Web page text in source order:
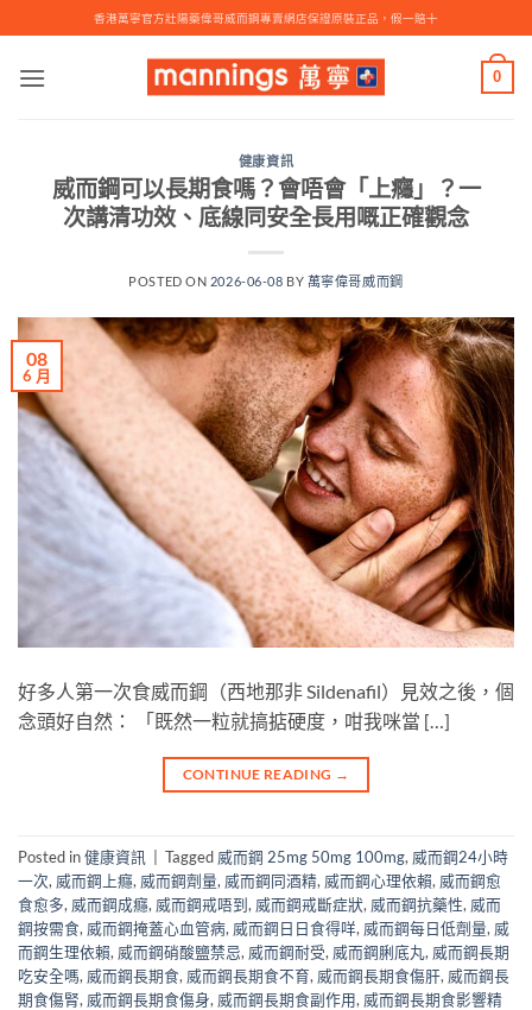
to
content
香港萬寧官方壯陽藥偉哥威而鋼專賣網店保證原裝正品，假一賠十
0
健康資訊
威而鋼可以長期食嗎？會唔會「上癮」？一
次講清功效、底線同安全長用嘅正確觀念
POSTED ON 2026-06-08 BY 萬寧偉哥威而鋼
08
6 月
好多人第一次食威而鋼（西地那非 Sildenafil）見效之後，個
念頭好自然： 「既然一粒就搞掂硬度，咁我咪當 […]
CONTINUE READING →
Posted in健康資訊 Tagged 威而鋼 25mg 50mg 100mg, 威而鋼24小時
一次, 威而鋼上癮, 威而鋼劑量, 威而鋼同酒精, 威而鋼心理依賴, 威而鋼愈
食愈多, 威而鋼成癮, 威而鋼戒唔到, 威而鋼戒斷症狀, 威而鋼抗藥性, 威而
鋼按需食, 威而鋼掩蓋心血管病, 威而鋼日日食得咩, 威而鋼每日低劑量, 威
而鋼生理依賴, 威而鋼硝酸鹽禁忌, 威而鋼耐受, 威而鋼脷底丸, 威而鋼長期
吃安全嗎, 威而鋼長期食, 威而鋼長期食不育, 威而鋼長期食傷肝, 威而鋼長
期食傷腎, 威而鋼長期食傷身, 威而鋼長期食副作用, 威而鋼長期食影響精